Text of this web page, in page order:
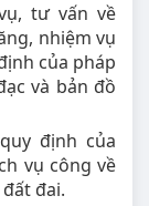
tư vấn về
nhiệm vụ
của pháp
và bản đồ
định của
vụ công về
đai.